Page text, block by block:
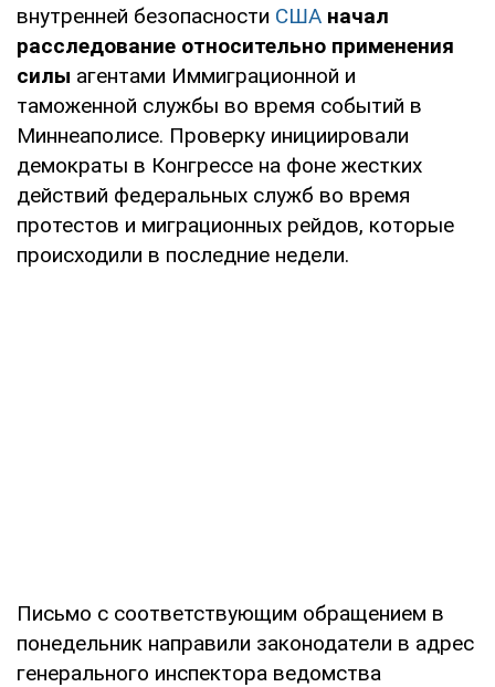
внутренней безопасности США начал
расследование относительно применения
силы агентами Иммиграционной и
таможенной службы во время событий в
Миннеаполисе. Проверку инициировали
демократы в Конгрессе на фоне жестких
действий федеральных служб во время
протестов и миграционных рейдов, которые
происходили в последние недели.
Письмо с соответствующим обращением в
понедельник направили законодатели в адрес
генерального инспектора ведомства